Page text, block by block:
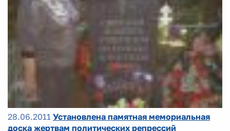
28.06.2011 Установлена памятная мемориальная
доска жертвам политических репрессий